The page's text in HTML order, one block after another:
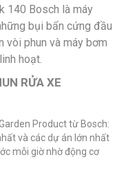
140 Bosch là máy
bụi bẩn cứng đầu
vòi phun và máy bơm
hoạt.
RỬA XE
Product từ Bosch:
và các dự án lớn nhất
mỗi giờ nhờ động cơ